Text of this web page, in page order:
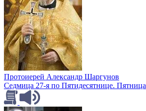
Протоиерей Александр Шаргунов
Седмица 27-я по Пятидесятнице. Пятница